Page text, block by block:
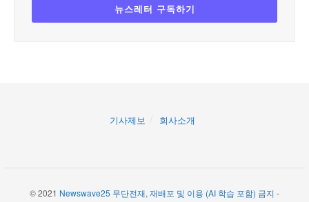
기사제보 회사소개
© 2021 Newswave25 무단전재, 재배포 및 이용 (AI 학습 포함) 금지 -